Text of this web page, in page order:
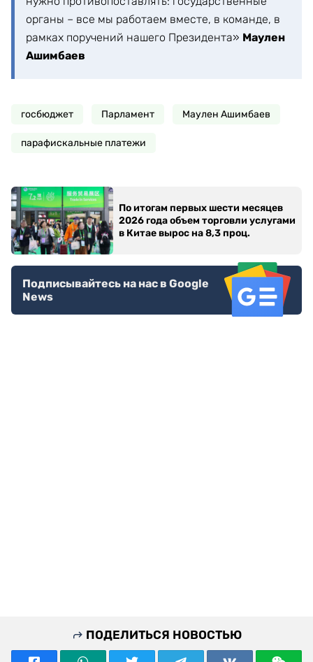
органы – все мы работаем вместе, в команде, в
рамках поручений нашего Президента» Маулен
Ашимбаев
госбюджет Парламент Маулен Ашимбаев
парафискальные платежи
По итогам первых шести месяцев
2026 года объем торговли услугами
в Китае вырос на 8,3 проц.
Подписывайтесь на нас в Google
News
ПОДЕЛИТЬСЯ НОВОСТЬЮ